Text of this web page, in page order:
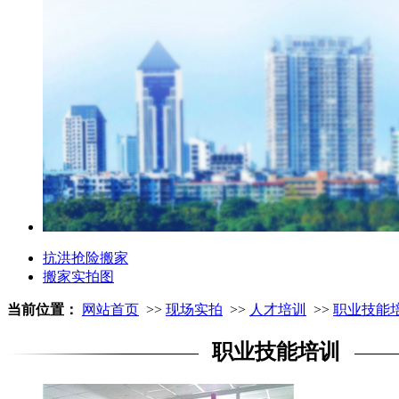
抗洪抢险搬家
搬家实拍图
当前位置： 网站首页 >> 现场实拍 >> 人才培训 >> 职业技能
职业技能培训